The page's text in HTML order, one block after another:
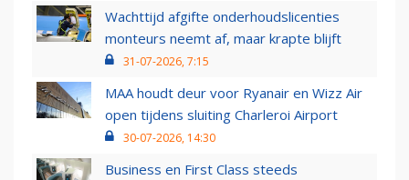
Wachttijd afgifte onderhoudslicenties
monteurs neemt af, maar krapte blijft
31-07-2026, 7:15
MAA houdt deur voor Ryanair en Wizz Air
open tijdens sluiting Charleroi Airport
30-07-2026, 14:30
Business en First Class steeds